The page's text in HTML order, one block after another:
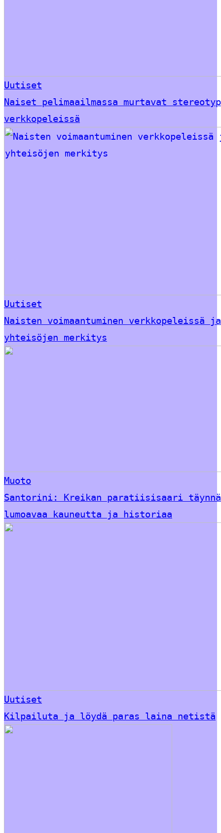
Uutiset
Naiset pelimaailmassa murtavat
verkkopeleissä
Uutiset
Naisten voimaantuminen verkkopeleissä ja
yhteisöjen merkitys
Muoto
Santorini: Kreikan paratiisisaari täynnä
lumoavaa kauneutta ja historiaa
Uutiset
Kilpailuta ja löydä paras laina netistä